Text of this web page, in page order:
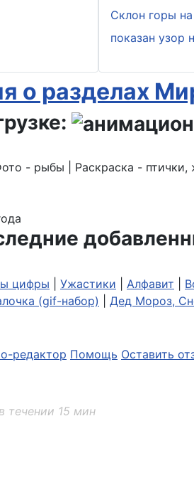
Склон горы
показан узор
о разделах
- рыбы | Раскраска - птички,
цифры Ужастики Алфавит
(gif-набор) Дед Мороз,
редактор Помощь Оставить
течении 15 мин